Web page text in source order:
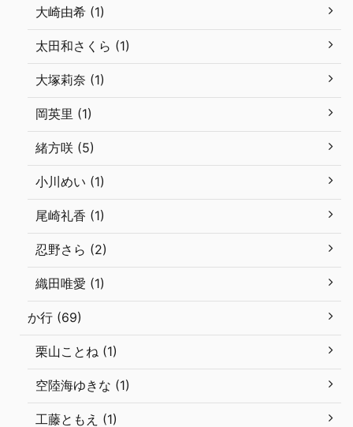
大崎由希 (1)
太田和さくら (1)
大塚莉奈 (1)
岡英里 (1)
緒方咲 (5)
小川めい (1)
尾崎礼香 (1)
忍野さら (2)
織田唯愛 (1)
か行 (69)
栗山ことね (1)
空陸海ゆきな (1)
工藤ともえ (1)